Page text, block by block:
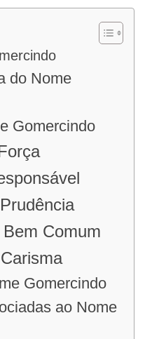
do Nome
Gomercindo
Comum
Gomercindo
ao Nome